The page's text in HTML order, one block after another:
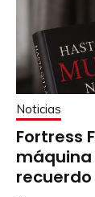
Noticias
Fortress
máquina